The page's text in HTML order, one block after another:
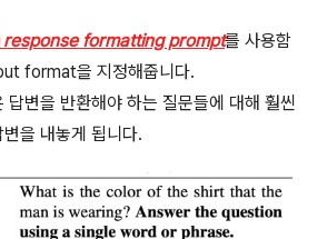
response formatting prompt를 사용함
format을 지정해줍니다.
답변을 반환해야 하는 질문들에 대해 훨씬
을 내놓게 됩니다.